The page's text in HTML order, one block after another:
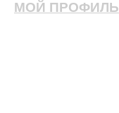
МОЙ ПРОФИЛЬ